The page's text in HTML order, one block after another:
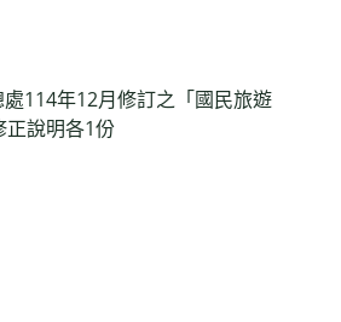
114年12月修訂之「國民旅遊
正說明各1份